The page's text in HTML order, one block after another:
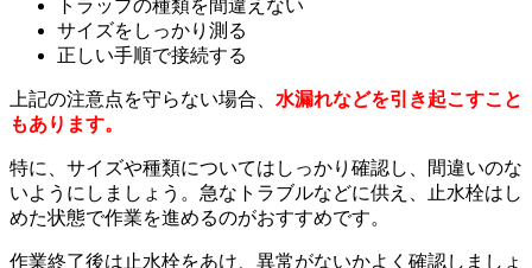
トラップの種類を間違えない
サイズをしっかり測る
正しい手順で接続する
上記の注意点を守らない場合、 水漏れなどを引き起こすこと
もあります。
特に、サイズや種類についてはしっかり確認し、間違いのな
いようにしましょう。急なトラブルなどに供え、止水栓はし
めた状態で作業を進めるのがおすすめです。
作業終了後は止水栓をあけ、異常がないかよく確認しましょ